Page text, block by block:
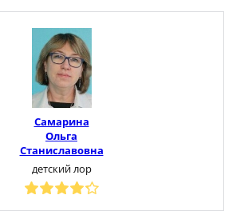
Самарина
Ольга
Станиславовна
детский лор